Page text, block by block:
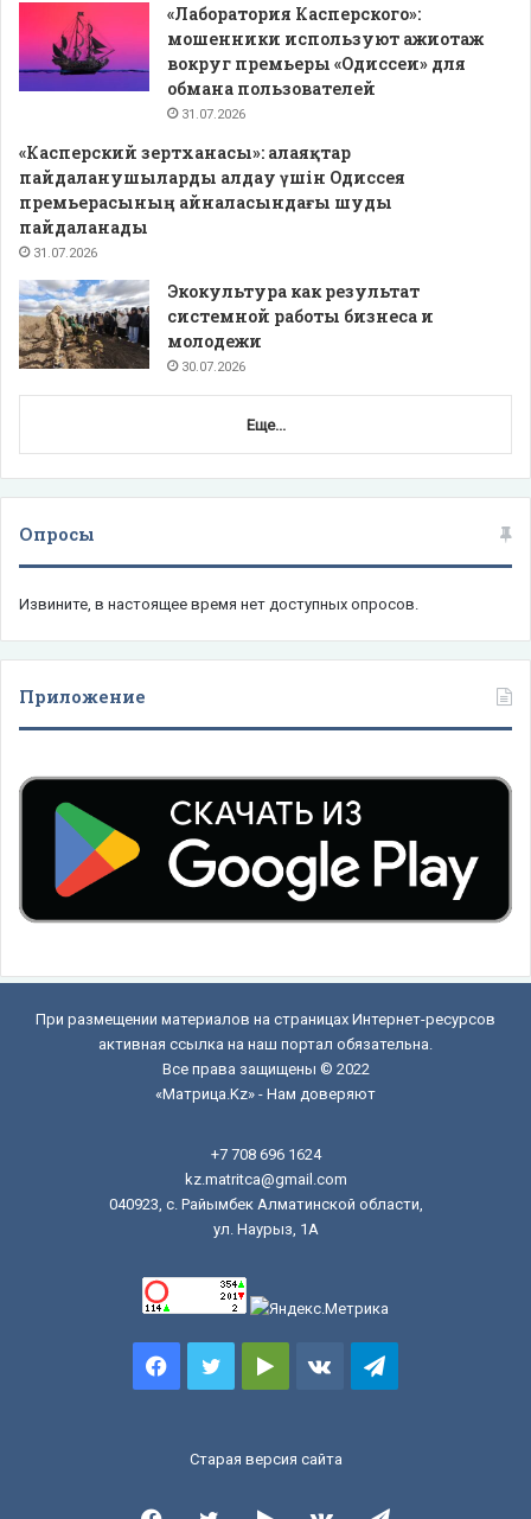
«Лаборатория Касперского»:
мошенники используют ажиотаж
вокруг премьеры «Одиссеи» для
обмана пользователей
31.07.2026
«Касперский зертханасы»: алаяқтар
пайдаланушыларды алдау үшін Одиссея
премьерасының айналасындағы шуды
пайдаланады
31.07.2026
Экокультура как результат
системной работы бизнеса и
молодежи
30.07.2026
Еще...
Опросы
Извините, в настоящее время нет доступных опросов.
Приложение
При размещении материалов на страницах Интернет-ресурсов
активная ссылка на наш портал обязательна.
Все права защищены © 2022
«Матрица.Kz» - Нам доверяют
+7 708 696 1624
kz.matritca@gmail.com
040923, с. Райымбек Алматинской области,
ул. Наурыз, 1А
FacebookTwitterGoogle vk.comTelegram
Старая версия сайта